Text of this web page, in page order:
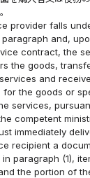
provider falls
and,
contract, the
the goods,
and
for the goods or
services,
competent
immediately
recipient a
paragraph (1),
the portion of